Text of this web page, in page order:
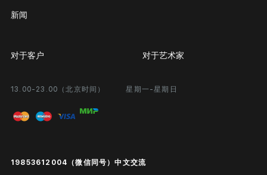
13.00-23.00（北京时间） 星期一-星期日
19853612004（微信同号）中文交流
新闻
对于客户
个人专区
问题和回答问题
Public offer
对于艺术家
合作
画廊展览